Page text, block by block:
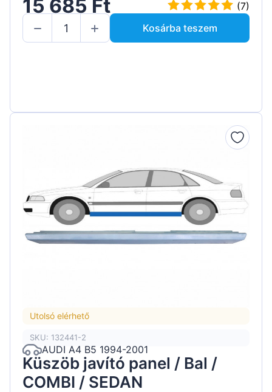
15 685 Ft
(7)
Kosárba teszem
Utolsó elérhető
SKU: 132441-2
AUDI A4 B5 1994-2001
Küszöb javító panel / Bal /
COMBI / SEDAN